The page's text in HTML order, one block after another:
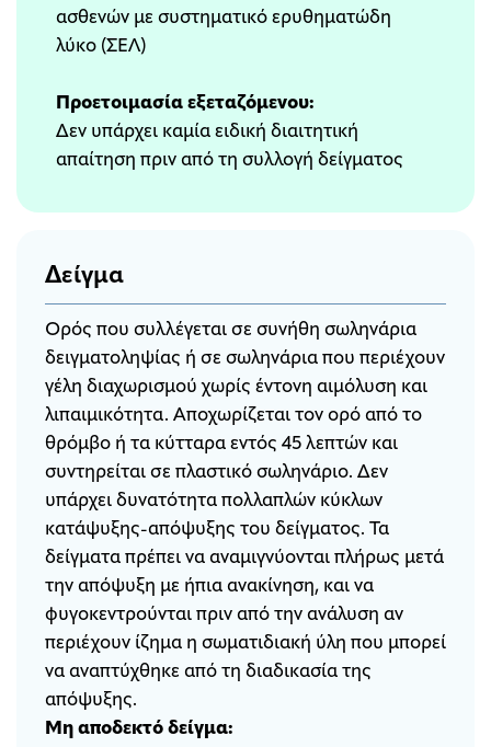
ασθενών με συστηματικό ερυθηματώδη
λύκο (ΣΕΛ)
Προετοιμασία εξεταζόμενου:
Δεν υπάρχει καμία ειδική διαιτητική
απαίτηση πριν από τη συλλογή δείγματος
Δείγμα
Ορός που συλλέγεται σε συνήθη σωληνάρια
δειγματοληψίας ή σε σωληνάρια που περιέχουν
γέλη διαχωρισμού χωρίς έντονη αιμόλυση και
λιπαιμικότητα. Αποχωρίζεται τον ορό από το
θρόμβο ή τα κύτταρα εντός 45 λεπτών και
συντηρείται σε πλαστικό σωληνάριο. Δεν
υπάρχει δυνατότητα πολλαπλών κύκλων
κατάψυξης-απόψυξης του δείγματος. Τα
δείγματα πρέπει να αναμιγνύονται πλήρως μετά
την απόψυξη με ήπια ανακίνηση, και να
φυγοκεντρούνται πριν από την ανάλυση αν
περιέχουν ίζημα η σωματιδιακή ύλη που μπορεί
να αναπτύχθηκε από τη διαδικασία της
απόψυξης.
Μη αποδεκτό δείγμα: